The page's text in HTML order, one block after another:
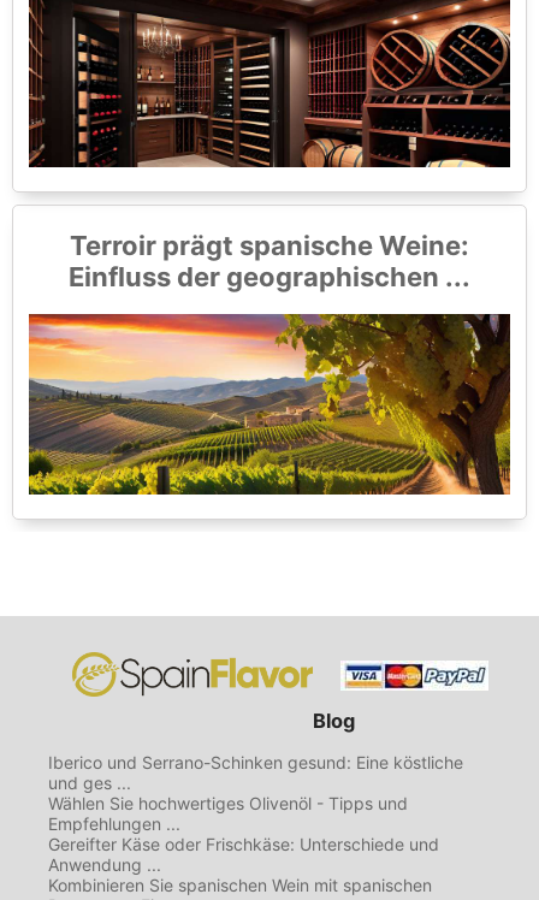
Terroir prägt spanische Weine:
Einfluss der geographischen ...
Blog
Iberico und Serrano-Schinken gesund: Eine köstliche
und ges ...
Wählen Sie hochwertiges Olivenöl - Tipps und
Empfehlungen ...
Gereifter Käse oder Frischkäse: Unterschiede und
Anwendung ...
Kombinieren Sie spanischen Wein mit spanischen